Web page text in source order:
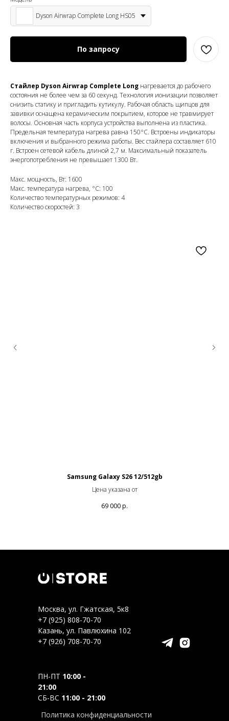
Dyson Airwrap Complete Long HS05
По запросу
Стайлер Dyson Airwrap Complete Long нагревается до рабочего
состояния не более чем за 60 секунд. Технология ионизации позволяет
снизить статику и пригладить кутикулу. Рабочая область щипцов для
завивки оснащена керамическим покрытием, которое не травмирует
волосы. Основная часть корпуса устройства выполнена из пластика.
Предельная температура нагрева равна 150°C. Встроены индикаторы
включения и выбранного режима работы. Вес стайлера составляет 610
г. Встроен сетевой кабель длиной 2,7 м. Максимальный показатель
энергопотребления не превышает 1300 Вт.
Макс. мощность, Вт: 1600
Макс. температура нагрева, °С: 100
Количество температурных режимов: 4
Количество скоростей: 3
Samsung Galaxy S26 12/512gb
Цена указана от
69 000р.
Москва, ул. Гжатская, 5к8
+7 (925) 808-70-70
Казань, ул. Павлюхина 102
+7 (926) 708-70-70
ПН-ПТ 10:00 -
21:00
СБ-ВС 11:00 - 21:00
Политика конфиденциальности